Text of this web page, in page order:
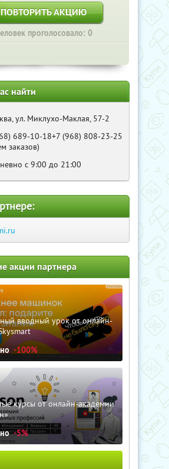
ПОВТОРИТЬ АКЦИЮ
проголосовало: 0
найти
ул. Миклухо-Маклая, 57-2
689-10-18+7 (968) 808-23-25
заказов)
с 9:00 до 21:00
акции партнера
вводный урок от онлайн-
-100%
курсы от онлайн-академии
-5%